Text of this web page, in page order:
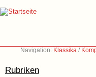
Navigation: Klassika /
Rubriken